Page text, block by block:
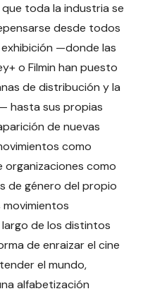
toda la industria se
desde todos
—donde las
o Filmin han puesto
de distribución y la
hasta sus propias
de nuevas
como
organizaciones como
de género del propio
de los distintos
de enraizar el cine
el mundo,
alfabetización